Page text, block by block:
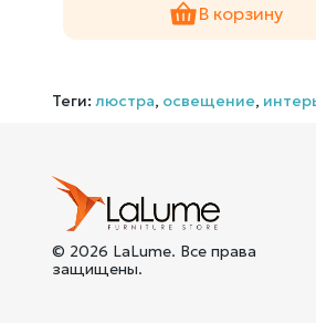
В корзину
Теги:люстра, освещение,
© 2026 LaLume. Все права
защищены.